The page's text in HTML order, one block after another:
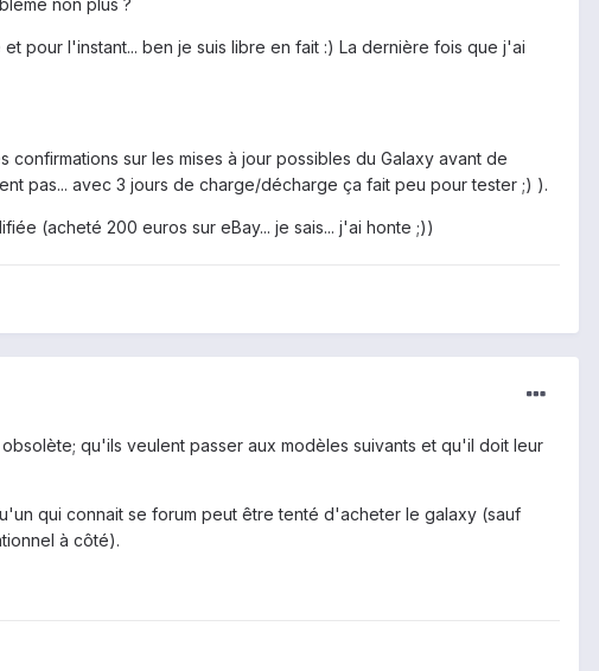
pour l'instant... ben je suis libre en fait :) La dernière fois que j'ai
sur les mises à jour possibles du Galaxy avant de
pas... avec 3 jours de charge/décharge ça fait peu pour tester ;) ).
(acheté 200 euros sur eBay... je sais... j'ai honte ;))
qu'ils veulent passer aux modèles suivants et qu'il doit leur
qui connait se forum peut être tenté d'acheter le galaxy (sauf
à côté).